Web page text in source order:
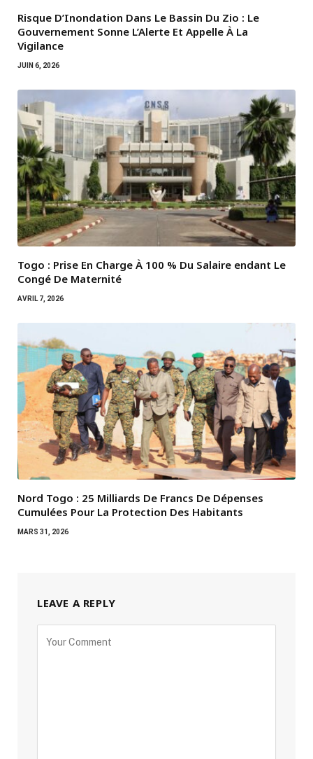
Risque D’Inondation Dans Le Bassin Du Zio : Le
Gouvernement Sonne L’Alerte Et Appelle À La
Vigilance
JUIN 6, 2026
Togo : Prise En Charge À 100 % Du Salaire endant Le
Congé De Maternité
AVRIL 7, 2026
Nord Togo : 25 Milliards De Francs De Dépenses
Cumulées Pour La Protection Des Habitants
MARS 31, 2026
LEAVE A REPLY